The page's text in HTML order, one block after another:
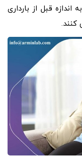
قبل از بارداری
کنند.